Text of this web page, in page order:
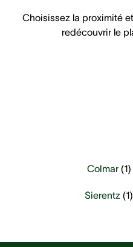
Choisissez la proximité
redécouvrir le
Colmar (1)
Sierentz (1)